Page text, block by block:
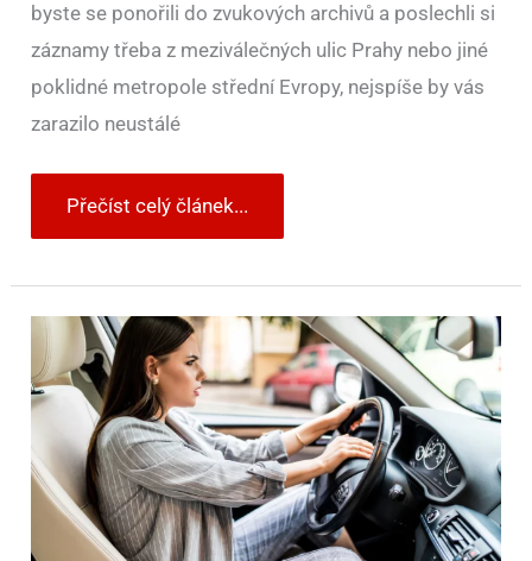
byste se ponořili do zvukových archivů a poslechli si
záznamy třeba z meziválečných ulic Prahy nebo jiné
poklidné metropole střední Evropy, nejspíše by vás
zarazilo neustálé
Přečíst celý článek...
Používáte
klakson
správně.
Troubení
má
jasná
pravidla
a
hrozí
za
něj
pokuta